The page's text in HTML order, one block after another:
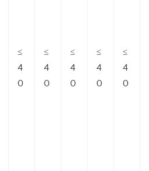
≤
4
0
≤
4
0
≤
4
0
≤
4
0
≤
4
0